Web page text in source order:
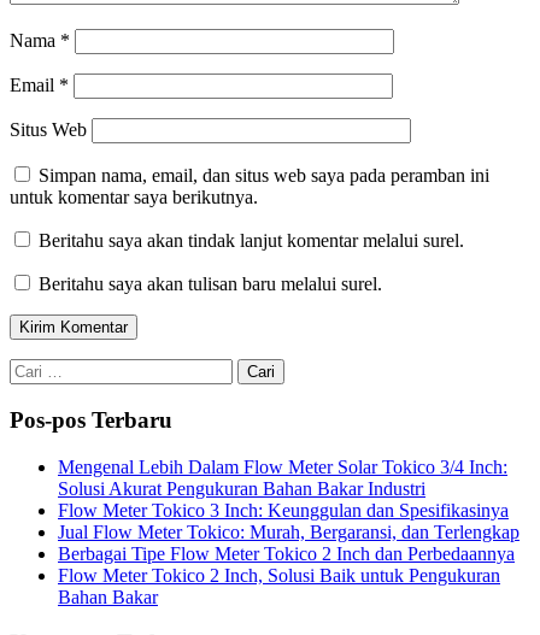
Nama *
Email *
Situs Web
Simpan nama, email, dan situs web saya pada peramban ini
untuk komentar saya berikutnya.
Beritahu saya akan tindak lanjut komentar melalui surel.
Beritahu saya akan tulisan baru melalui surel.
Cari
untuk:
Pos-pos Terbaru
Mengenal Lebih Dalam Flow Meter Solar Tokico 3/4 Inch:
Solusi Akurat Pengukuran Bahan Bakar Industri
Flow Meter Tokico 3 Inch: Keunggulan dan Spesifikasinya
Jual Flow Meter Tokico: Murah, Bergaransi, dan Terlengkap
Berbagai Tipe Flow Meter Tokico 2 Inch dan Perbedaannya
Flow Meter Tokico 2 Inch, Solusi Baik untuk Pengukuran
Bahan Bakar